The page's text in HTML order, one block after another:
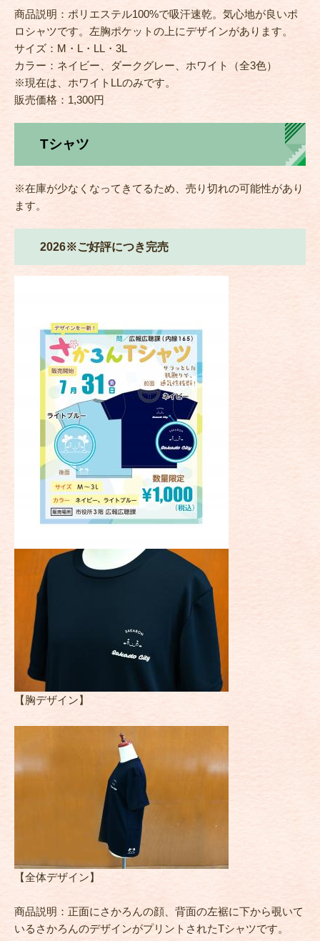
商品説明：ポリエステル100%で吸汗速乾。気心地が良いポ
ロシャツです。左胸ポケットの上にデザインがあります。
サイズ：M・L・LL・3L
カラー：ネイビー、ダークグレー、ホワイト（全3色）
※現在は、ホワイトLLのみです。
販売価格：1,300円
Tシャツ
※在庫が少なくなってきてるため、売り切れの可能性があり
ます。
2026※ご好評につき完売
【胸デザイン】​
【全体デザイン】
商品説明：正面にさかろんの顔、背面の左裾に下から覗いて
いるさかろんのデザインがプリントされたTシャツです。